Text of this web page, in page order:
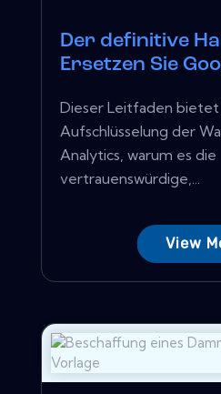
Der definitive
Ersetzen Sie
Dieser Leitfaden bietet
Aufschlüsselung der
Analytics, warum es die
vertrauenswürdige,...
View